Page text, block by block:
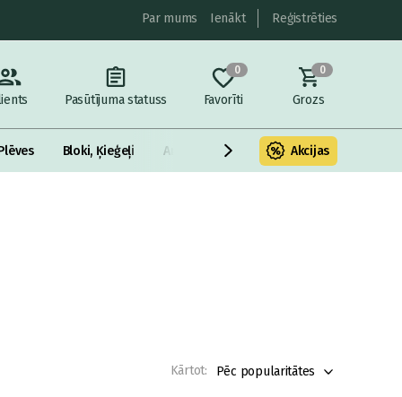
Par mums Ienākt Reģistrēties
Pasūtījuma statuss
0
Favorīti
0
Grozs
Bloki, Ķieģeļi Armatūra un metāls Fasādes
Akcijas
Kārtot: Pēc popularitātes